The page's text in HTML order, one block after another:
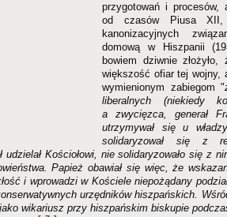
przygotowań i procesów,
od czasów Piusa XII,
kanonizacyjnych
domową w Hiszpanii
bowiem dziwnie złożyło,
większość ofiar tej wojny,
wymienionym zabiegom "
liberalnych (niekiedy
a zwycięzca, generał
utrzymywał się u
solidaryzował się z
udzielał Kościołowi, nie solidaryzowało się z
Papież obawiał się więc, że
i wprowadzi w Kościele niepożądany
urzędników hiszpańskich.
wikariusz przy hiszpańskim biskupie